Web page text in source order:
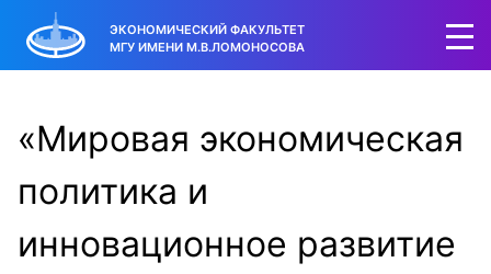
ЭКОНОМИЧЕСКИЙ ФАКУЛЬТЕТ
МГУ ИМЕНИ М.В.ЛОМОНОСОВА
«Мировая экономическая
политика и
инновационное развитие